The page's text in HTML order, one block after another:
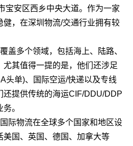
宝安区西乡中央大道。作为一家
健，在深圳物流/交通行业拥有较
盖多个领域，包括海上、陆路、
其值得一提的是，他们还涉足
头单)、国际空运/快递以及专线
还提供传统的海运CIF/DDU/DDP
。
际物流在全球多个国家和地区设
美国、英国、德国、加拿大等